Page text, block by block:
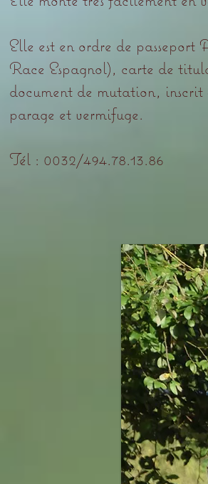
Elle est en ordre de
Race Espagnol), carte de
document de mutation,
parage et vermifuge.
​Tél : 0032/494.78.13.86